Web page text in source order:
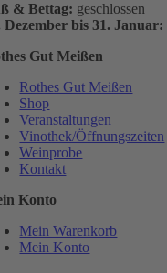
& Bettag: geschlossen
Dezember bis 31. Januar:
Gut Meißen
Rothes Gut Meißen
Shop
Veranstaltungen
Vinothek/Öffnungszeiten
Weinprobe
Kontakt
Konto
Mein Warenkorb
Mein Konto